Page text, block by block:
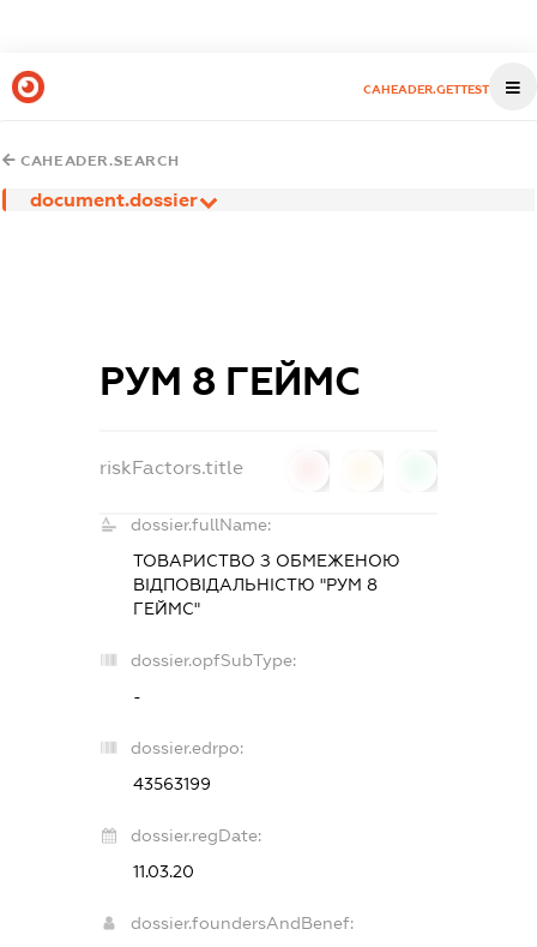
CAHEADER.GETTEST
CAHEADER.SEARCH
document.dossier
РУМ 8 ГЕЙМС
riskFactors.title
dossier.fullName:
ТОВАРИСТВО З ОБМЕЖЕНОЮ
ВІДПОВІДАЛЬНІСТЮ "РУМ 8
ГЕЙМС"
dossier.opfSubType:
-
dossier.edrpo:
43563199
dossier.regDate:
11.03.20
dossier.foundersAndBenef: